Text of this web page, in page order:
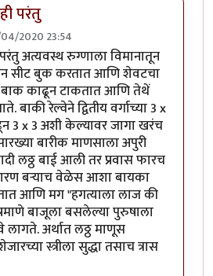
परंतु
2020 23:54
अत्यवस्थ रुग्णाला विमानातून
सीट बुक करतात आणि शेवटचा
काढून टाकतात आणि तेथें
बाकी रेल्वेने द्वितीय वर्गाच्या 3 x
3 x 3 अशी केल्यावर जागा खरंच
बारीक माणसाला अपुरी
लठ्ठ बाई आली तर प्रवास फारच
बऱ्याच वेळेस आशा बायका
आणि मग "हगत्याला लाज की
बाजूला बसलेल्या पुरुषाला
अर्थात लठ्ठ माणूस
स्त्रीला सुद्धा तसाच त्रास